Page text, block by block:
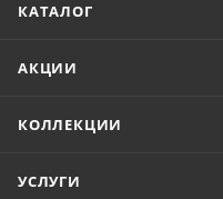
КАТАЛОГ
АКЦИИ
КОЛЛЕКЦИИ
УСЛУГИ